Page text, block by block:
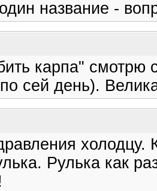
название -
карпа"
сей день).
холодцу.
Рулька как